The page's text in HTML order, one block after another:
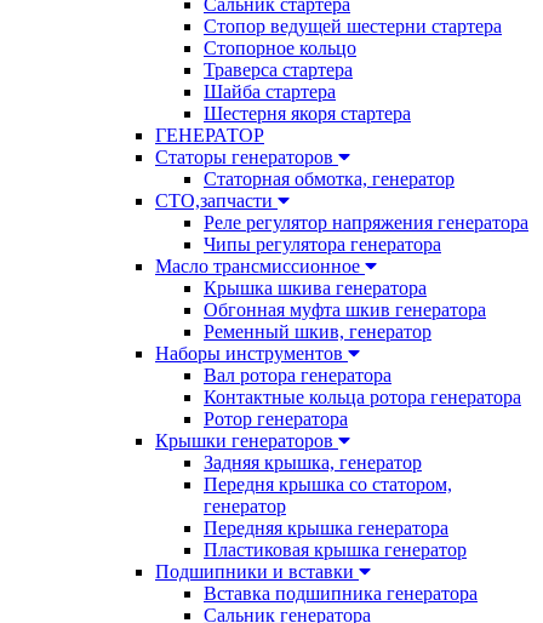
Сальник стартера
Стопор ведущей шестерни стартера
Стопорное кольцо
Траверса стартера
Шайба стартера
Шестерня якоря стартера
ГЕНЕРАТОР
Статоры генераторов
Статорная обмотка, генератор
СТО,запчасти
Реле регулятор напряжения генератора
Чипы регулятора генератора
Масло трансмиссионное
Крышка шкива генератора
Обгонная муфта шкив генератора
Ременный шкив, генератор
Наборы инструментов
Вал ротора генератора
Контактные кольца ротора генератора
Ротор генератора
Крышки генераторов
Задняя крышка, генератор
Передня крышка со статором,
генератор
Передняя крышка генератора
Пластиковая крышка генератор
Подшипники и вставки
Вставка подшипника генератора
Сальник генератора